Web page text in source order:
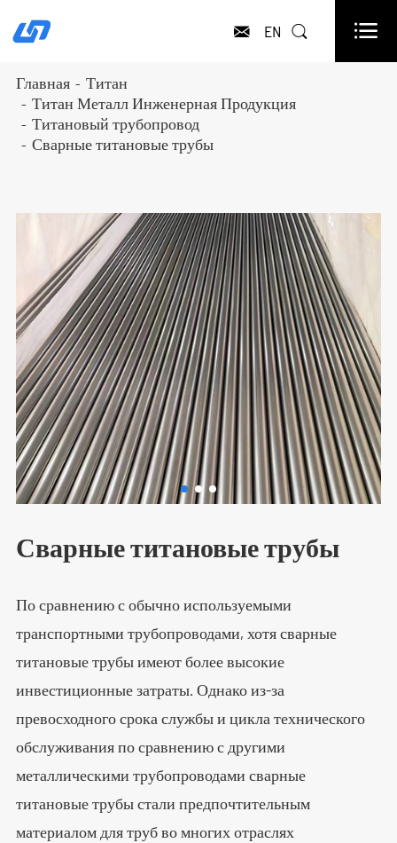
 EN  
Главная
Титан
Титан Металл Инженерная Продукция
Титановый трубопровод
Сварные титановые трубы
Сварные титановые трубы
По сравнению с обычно используемыми
транспортными трубопроводами, хотя сварные
титановые трубы имеют более высокие
инвестиционные затраты. Однако из-за
превосходного срока службы и цикла технического
обслуживания по сравнению с другими
металлическими трубопроводами сварные
титановые трубы стали предпочтительным
материалом для труб во многих отраслях